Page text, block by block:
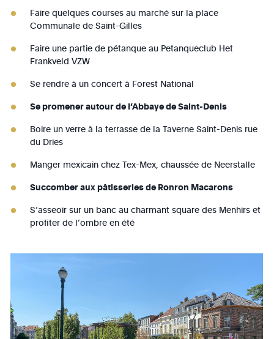
Faire quelques courses au marché sur la place
Communale de Saint-Gilles
Faire une partie de pétanque au Petanqueclub Het
Frankveld VZW
Se rendre à un concert à Forest National
Se promener autour de l’Abbaye de Saint-Denis
Boire un verre à la terrasse de la Taverne Saint-Denis rue
du Dries
Manger mexicain chez Tex-Mex, chaussée de Neerstalle
Succomber aux pâtisseries de Ronron Macarons
S’asseoir sur un banc au charmant square des Menhirs et
profiter de l’ombre en été